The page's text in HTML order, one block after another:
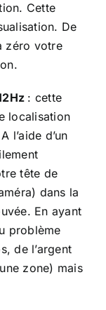
Cette
De
zéro votre
: cette
localisation
l’aide d’un
tête de
dans la
En ayant
problème
de l’argent
zone) mais